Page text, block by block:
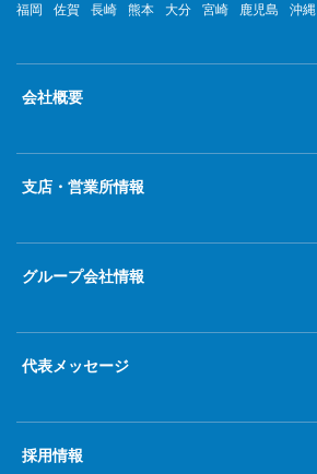
福岡
佐賀 長崎 熊本 大分 宮崎 鹿児島 沖縄
会社概要
支店・営業所情報
グループ会社情報
代表メッセージ
採用情報